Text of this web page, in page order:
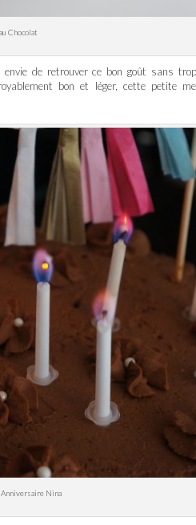
Chocolat
de retrouver ce bon goût sans
bon et léger, cette petite
Anniversaire Nina